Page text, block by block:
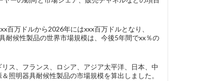
百万ドルから2026年にはxxx百万ドルとなり、
耐候性製品の世界市場規模は、今後5年間でxx％の
ス、フランス、ロシア、アジア太平洋、日本、中
照明器具耐候性製品の市場規模を算出しました。